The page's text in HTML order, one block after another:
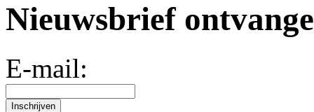
Nieuwsbrief
E-mail: